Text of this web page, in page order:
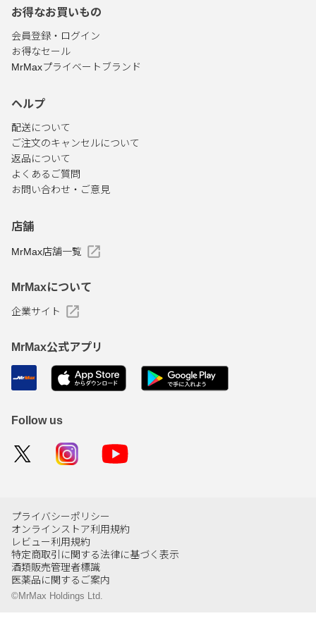
お得なお買いもの
会員登録・ログイン
お得なセール
MrMaxプライベートブランド
ヘルプ
配送について
ご注文のキャンセルについて
返品について
よくあるご質問
お問い合わせ・ご意見
店舗
MrMax店舗一覧
MrMaxについて
企業サイト
MrMax公式アプリ
Follow us
プライバシーポリシー
オンラインストア利用規約
レビュー利用規約
特定商取引に関する法律に基づく表示
酒類販売管理者標識
医薬品に関するご案内
©MrMax Holdings Ltd.